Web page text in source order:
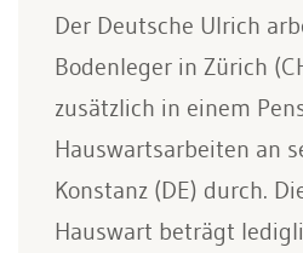
Der Deutsche Ulrich
Bodenleger in Zürich
zusätzlich in einem
Hauswartsarbeiten an
Konstanz (DE) durch.
Hauswart beträgt